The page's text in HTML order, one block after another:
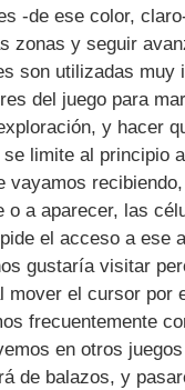
-de ese color,
zonas y seguir
son utilizadas muy
del juego para
y hacer
se limite al principio
vayamos
o a aparecer, las
el acceso a ese
gustaría visitar
mover el cursor por
frecuentemente
en otros
de balazos, y